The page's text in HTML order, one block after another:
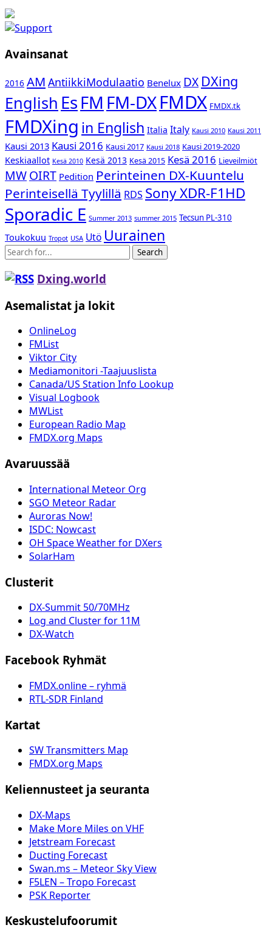
Avainsanat
2016 AM AntiikkiModulaatio Benelux DX DXing
English EsFM FM-DXFMDX FMDX.tk
FMDXing in English Italia Italy Kausi 2010 Kausi 2011
Kausi 2013 Kausi 2016 Kausi 2017 Kausi 2018 Kausi 2019-2020
Keskiaallot Kesä 2010 Kesä 2013 Kesä 2015 Kesä 2016 Lieveilmiöt
MWOIRT Pedition Perinteinen DX-Kuuntelu
Perinteisellä Tyylillä RDS Sony XDR-F1HD
Sporadic E Summer 2013 summer 2015 Tecsun PL-310
Toukokuu Tropot USA Utö Uurainen
Search
Dxing.world
Asemalistat ja lokit
OnlineLog
FMList
Viktor City
Mediamonitori -Taajuuslista
Canada/US Station Info Lookup
Visual Logbook
MWList
European Radio Map
FMDX.org Maps
Avaruussää
International Meteor Org
SGO Meteor Radar
Auroras Now!
ISDC: Nowcast
OH Space Weather for DXers
SolarHam
Clusterit
DX-Summit 50/70MHz
Log and Cluster for 11M
DX-Watch
Facebook Ryhmät
FMDX.online – ryhmä
RTL-SDR Finland
Kartat
SW Transmitters Map
FMDX.org Maps
Keliennusteet ja seuranta
DX-Maps
Make More Miles on VHF
Jetstream Forecast
Ducting Forecast
Swan.ms – Meteor Sky View
F5LEN – Tropo Forecast
PSK Reporter
Keskustelufoorumit